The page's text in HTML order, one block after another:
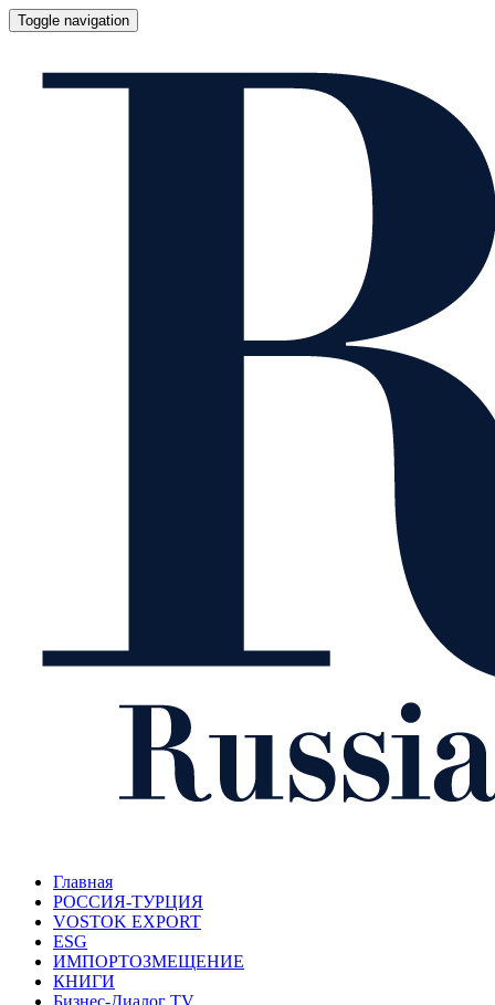
Toggle navigation
Главная
РОССИЯ-ТУРЦИЯ
VOSTOK EXPORT
ESG
ИМПОРТОЗМЕЩЕНИЕ
КНИГИ
Бизнес-Диалог TV